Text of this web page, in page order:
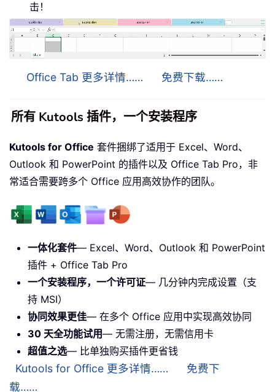
击！
Office Tab 更多详情…… 免费下载……
所有 Kutools 插件，一个安装程序
Kutools for Office 套件捆绑了适用于 Excel、Word、
Outlook 和 PowerPoint 的插件以及 Office Tab Pro，非
常适合需要跨多个 Office 应用高效协作的团队。
一体化套件— Excel、Word、Outlook 和 PowerPoint
插件 + Office Tab Pro
一个安装程序，一个许可证— 几分钟内完成设置（支
持 MSI）
协同效果更佳— 在多个 Office 应用中实现高效协同
30 天全功能试用— 无需注册，无需信用卡
超值之选— 比单独购买插件更省钱
Kutools for Office 更多详情……
免费下
载……